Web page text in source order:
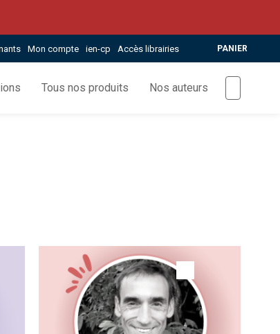
Mon compte ien-cp Accès librairies PANIER
Tous nos produits Nos auteurs